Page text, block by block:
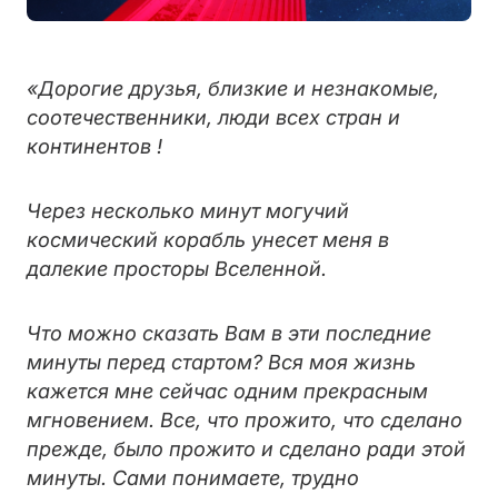
«Дорогие друзья, близкие и незнакомые,
соотечественники, люди всех стран и
континентов !
Через несколько минут могучий
космический корабль унесет меня в
далекие просторы Вселенной.
Что можно сказать Вам в эти последние
минуты перед стартом? Вся моя жизнь
кажется мне сейчас одним прекрасным
мгновением. Все, что прожито, что сделано
прежде, было прожито и сделано ради этой
минуты. Сами понимаете, трудно